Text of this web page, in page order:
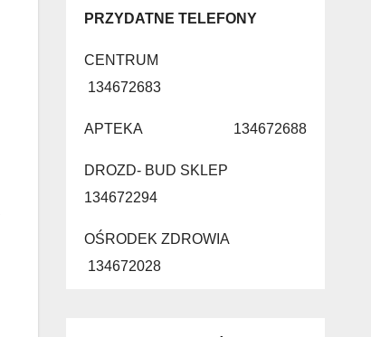
PRZYDATNE TELEFONY
CENTRUM
134672683
APTEKA 134672688
DROZD- BUD SKLEP
134672294
OŚRODEK ZDROWIA
134672028